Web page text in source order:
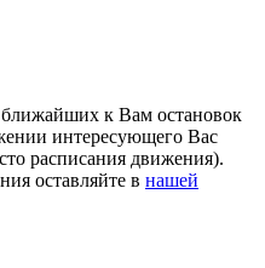
к Вам остановок
интересующего Вас
расписания движения).
оставляйте в нашей